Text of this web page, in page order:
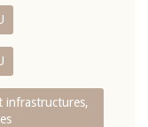
infrastructures,